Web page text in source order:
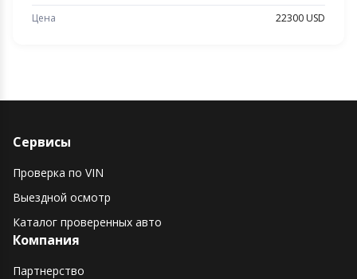
Цена
22300 USD
Сервисы
Проверка по VIN
Выездной осмотр
Каталог проверенных авто
Компания
Партнерство